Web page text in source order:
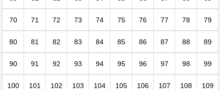
70 71 72 73 74 75 76 77 78 79
80 81 82 83 84 85 86 87 88 89
90 91 92 93 94 95 96 97 98 99
100 101 102 103 104 105 106 107 108 109